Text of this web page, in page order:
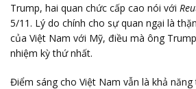
Trump, hai quan chức cấp cao nói với
5/11. Lý do chính cho sự quan ngại là
của Việt Nam với Mỹ, điều mà ông
nhiệm kỳ thứ nhất.
Điểm sáng cho Việt Nam vẫn là khả